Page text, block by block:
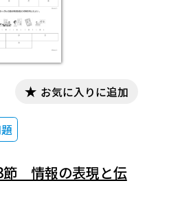
お気に入りに追加
節 情報の表現と伝